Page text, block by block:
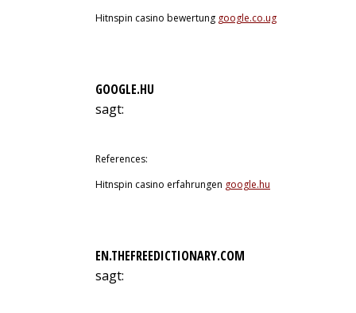
Hitnspin casino bewertung google.co.ug
GOOGLE.HU
sagt:
References:
Hitnspin casino erfahrungen google.hu
EN.THEFREEDICTIONARY.COM
sagt: